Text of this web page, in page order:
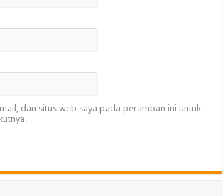
dan situs web saya pada peramban ini untuk